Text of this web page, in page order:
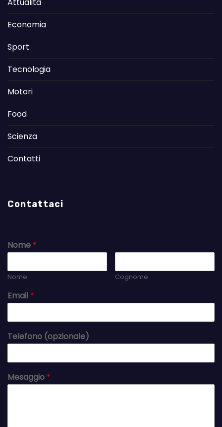
Economia
Sport
Tecnologia
Motori
Food
Scienza
Contatti
Contattaci
Nome *
Nome Cognome
Email *
Telefono (opzionale)
Mesaggio *